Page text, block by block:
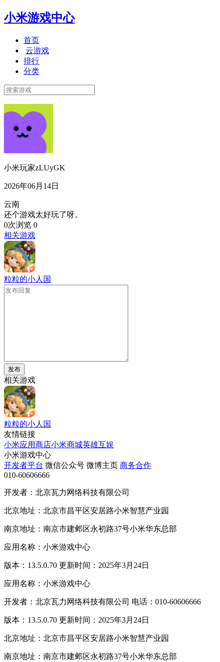
小米游戏中心
首页
云游戏
排行
分类
小米玩家zLUyGK
2026年06月14日
云南
还个游戏太好玩了呀。
0次浏览 0
相关游戏
粒粒的小人国
发布
相关游戏
粒粒的小人国
友情链接
小米应用商店小米商城英雄互娱
小米游戏中心
开发者平台 微信公众号 微博主页 商务合作
010-60606666
开发者：北京瓦力网络科技有限公司
北京地址：北京市昌平区安居路小米智慧产业园
南京地址：南京市建邺区永初路37号小米华东总部
应用名称：小米游戏中心
版本：13.5.0.70 更新时间：2025年3月24日
应用名称：小米游戏中心
开发者：北京瓦力网络科技有限公司 电话：010-60606666
版本：13.5.0.70 更新时间：2025年3月24日
北京地址：北京市昌平区安居路小米智慧产业园
南京地址：南京市建邺区永初路37号小米华东总部